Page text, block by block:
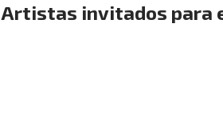
Artistas invitados para